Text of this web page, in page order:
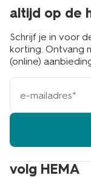
volg HEMA
altijd op de
Schrijf je in voor
korting. Ontvang
(online)
e-
mailadres